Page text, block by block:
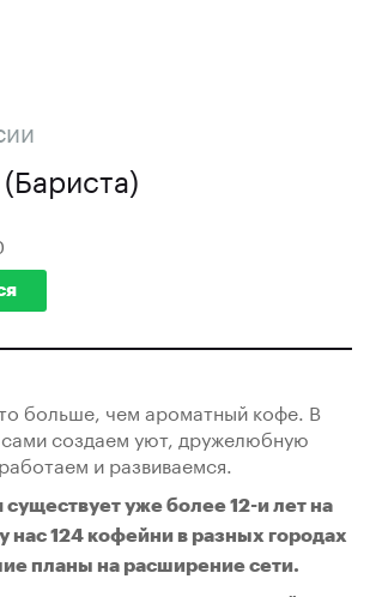
больше, чeм apоматный кофе. В
создаем уют, дружелюбную
и развиваемся.
уже более 12-и лет на
нас 124 кофейни в разных городах
планы на расширение сети.